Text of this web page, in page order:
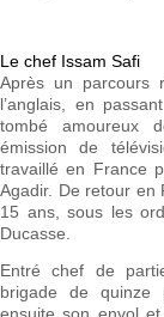
Le chef Issam Safi
Après un parcours
l’anglais, en
tombé amoureux
émission de
travaillé en France
Agadir. De retour en
15 ans, sous les
Ducasse.
Entré chef de
brigade de quinze